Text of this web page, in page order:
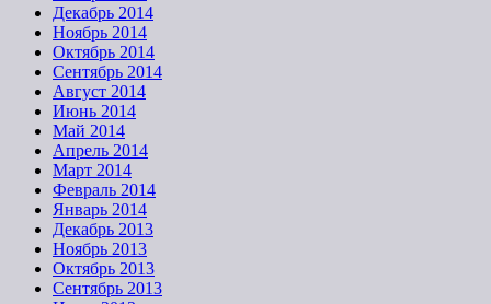
Декабрь 2014
Ноябрь 2014
Октябрь 2014
Сентябрь 2014
Август 2014
Июнь 2014
Май 2014
Апрель 2014
Март 2014
Февраль 2014
Январь 2014
Декабрь 2013
Ноябрь 2013
Октябрь 2013
Сентябрь 2013